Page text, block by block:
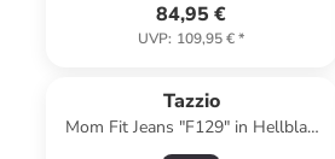
84,95 €
UVP: 109,95 €*
Tazzio
Mom Fit Jeans "F129" in Hellblau
Snow